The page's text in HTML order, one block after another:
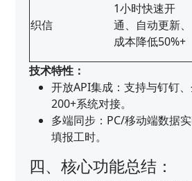
织信
1小时快速开
通、自动更新、
成本降低50%+
技术特性：
开放API集成：支持与钉钉
200+系统对接。
多端同步：PC/移动端数据
填报工时。
四、核心功能总结：